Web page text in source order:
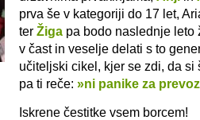
prva še v kategoriji do 17 let,
ter Žiga pa bodo naslednje leto
v čast in veselje delati s to
učiteljski cikel, kjer se zdi, da
pa ti reče: »ni panike za
Iskrene čestitke vsem borcem!